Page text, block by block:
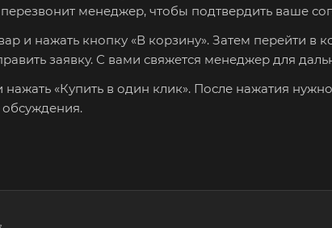
менеджер, чтобы подтвердить ваше
и нажать кнопку «В корзину». Затем перейти в
заявку. С вами свяжется менеджер для
нажать «Купить в один клик». После нажатия